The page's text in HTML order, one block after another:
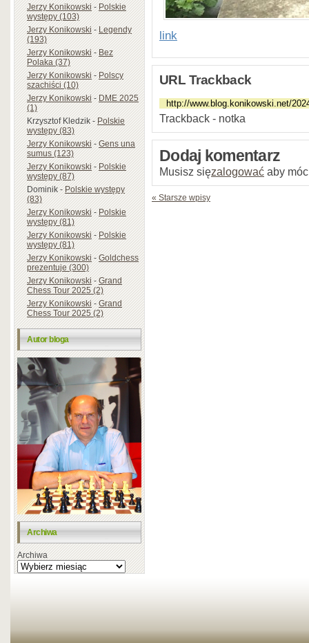
Jerzy Konikowski-Polskie
występy (103)
Jerzy Konikowski-Legendy
(193)
Jerzy Konikowski-Bez
Polaka (37)
Jerzy Konikowski-Polscy
szachiści (10)
Jerzy Konikowski-DME 2025
(1)
Krzysztof Kledzik-Polskie
występy (83)
Jerzy Konikowski-Gens una
sumus (123)
Jerzy Konikowski-Polskie
występy (87)
Dominik-Polskie występy
(83)
Jerzy Konikowski-Polskie
występy (81)
Jerzy Konikowski-Polskie
występy (81)
Jerzy Konikowski-Goldchess
prezentuje (300)
Jerzy Konikowski-Grand
Chess Tour 2025 (2)
Jerzy Konikowski-Grand
Chess Tour 2025 (2)
Autor bloga
Archiwa
Archiwa
link
URL Trackback
Trackback - notka
Dodaj komentarz
Musisz sięzalogować aby
« Starsze wpisy